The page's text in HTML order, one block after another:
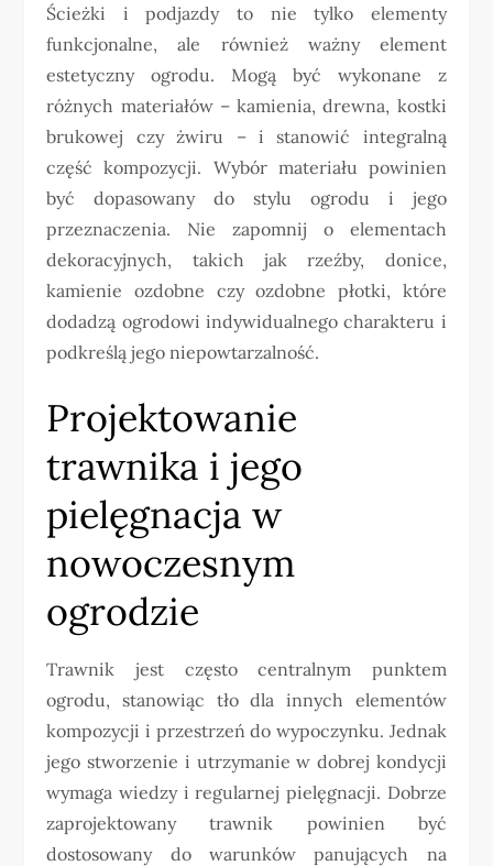
Ścieżki i podjazdy to nie tylko elementy
funkcjonalne, ale również ważny element
estetyczny ogrodu. Mogą być wykonane z
różnych materiałów – kamienia, drewna, kostki
brukowej czy żwiru – i stanowić integralną
część kompozycji. Wybór materiału powinien
być dopasowany do stylu ogrodu i jego
przeznaczenia. Nie zapomnij o elementach
dekoracyjnych, takich jak rzeźby, donice,
kamienie ozdobne czy ozdobne płotki, które
dodadzą ogrodowi indywidualnego charakteru i
podkreślą jego niepowtarzalność.
Projektowanie
trawnika i jego
pielęgnacja w
nowoczesnym
ogrodzie
Trawnik jest często centralnym punktem
ogrodu, stanowiąc tło dla innych elementów
kompozycji i przestrzeń do wypoczynku. Jednak
jego stworzenie i utrzymanie w dobrej kondycji
wymaga wiedzy i regularnej pielęgnacji. Dobrze
zaprojektowany trawnik powinien być
dostosowany do warunków panujących na